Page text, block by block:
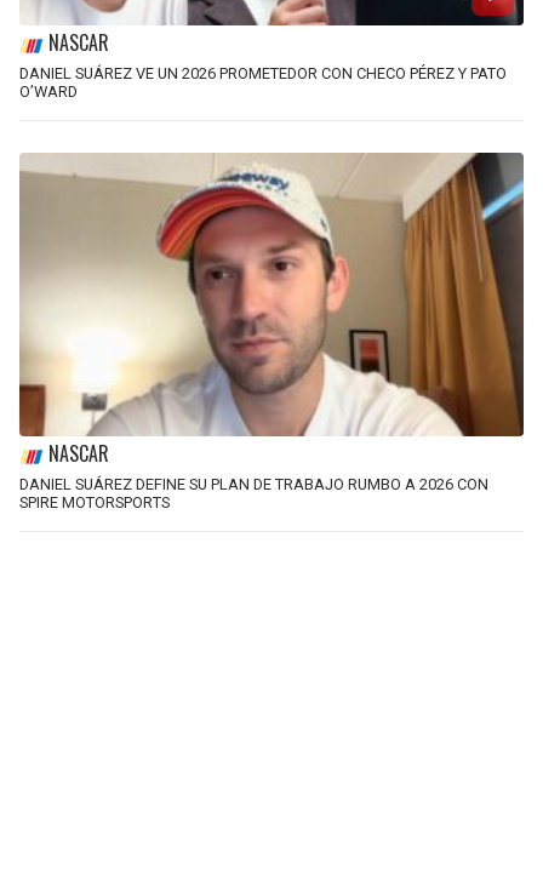
NASCAR
DANIEL SUÁREZ VE UN 2026 PROMETEDOR CON CHECO PÉREZ Y PATO
O’WARD
NASCAR
DANIEL SUÁREZ DEFINE SU PLAN DE TRABAJO RUMBO A 2026 CON
SPIRE MOTORSPORTS